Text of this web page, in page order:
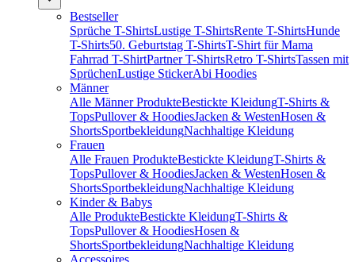
Bestseller
Sprüche T-ShirtsLustige T-ShirtsRente T-ShirtsHunde
T-Shirts50. Geburtstag T-ShirtsT-Shirt für Mama
Fahrrad T-ShirtPartner T-ShirtsRetro T-ShirtsTassen mit
SprüchenLustige StickerAbi Hoodies
Männer
Alle Männer ProdukteBestickte KleidungT-Shirts &
TopsPullover & HoodiesJacken & WestenHosen &
ShortsSportbekleidungNachhaltige Kleidung
Frauen
Alle Frauen ProdukteBestickte KleidungT-Shirts &
TopsPullover & HoodiesJacken & WestenHosen &
ShortsSportbekleidungNachhaltige Kleidung
Kinder & Babys
Alle ProdukteBestickte KleidungT-Shirts &
TopsPullover & HoodiesHosen &
ShortsSportbekleidungNachhaltige Kleidung
Accessoires